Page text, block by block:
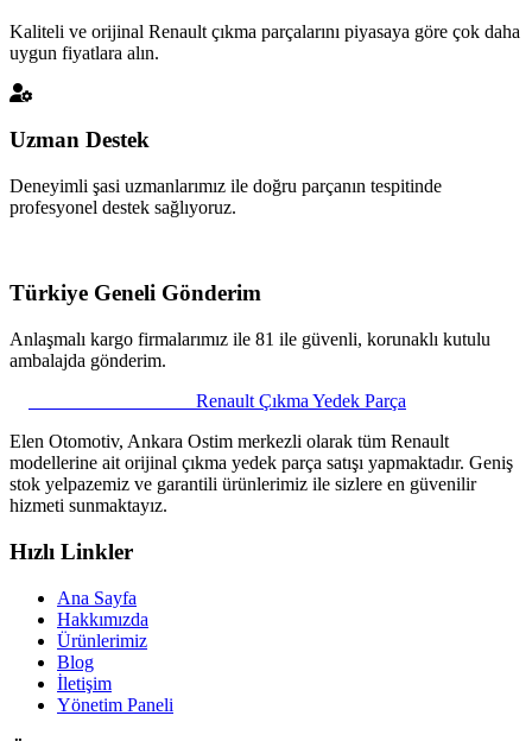
Kaliteli ve orijinal Renault çıkma parçalarını piyasaya göre çok daha
uygun fiyatlara alın.
Uzman Destek
Deneyimli şasi uzmanlarımız ile doğru parçanın tespitinde
profesyonel destek sağlıyoruz.
Türkiye Geneli Gönderim
Anlaşmalı kargo firmalarımız ile 81 ile güvenli, korunaklı kutulu
ambalajda gönderim.
Renault Çıkma Yedek Parça
Elen Otomotiv, Ankara Ostim merkezli olarak tüm Renault
modellerine ait orijinal çıkma yedek parça satışı yapmaktadır. Geniş
stok yelpazemiz ve garantili ürünlerimiz ile sizlere en güvenilir
hizmeti sunmaktayız.
Hızlı Linkler
Ana Sayfa
Hakkımızda
Ürünlerimiz
Blog
İletişim
Yönetim Paneli